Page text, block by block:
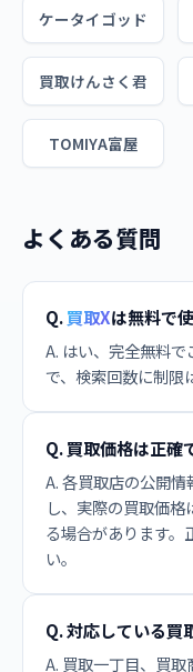
ケータイゴッド
買取けんさく君
TOMIYA富屋
よくある質問
Q.買取Xは無料で
A. はい、完全無料
で、検索回数に制限
Q. 買取価格は正確
A. 各買取店の公開
し、実際の買取価
る場合があります。
い。
Q. 対応している買
A. 買取一丁目、買